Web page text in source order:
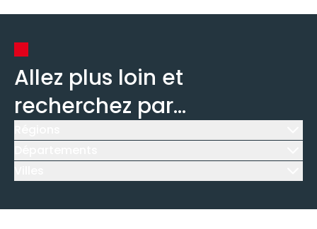
Allez plus loin et
recherchez par...